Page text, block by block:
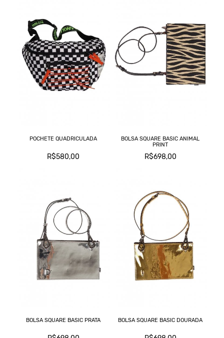
POCHETE QUADRICULADA
R$580,00
BOLSA SQUARE BASIC ANIMAL
PRINT
R$698,00
BOLSA SQUARE BASIC PRATA BOLSA SQUARE BASIC DOURADA